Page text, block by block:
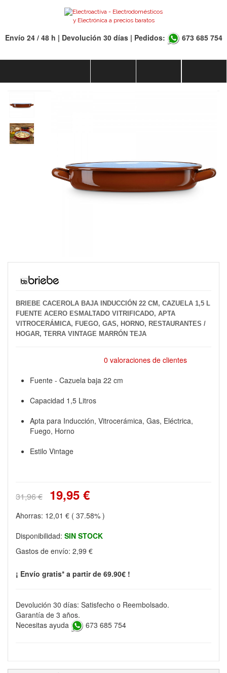
Envío 24 / 48 h | Devolución 30 días | Pedidos: 673 685 754
BRIEBE CACEROLA BAJA INDUCCIÓN 22 CM, CAZUELA 1,5 L
FUENTE ACERO ESMALTADO VITRIFICADO, APTA
VITROCERÁMICA, FUEGO, GAS, HORNO, RESTAURANTES /
HOGAR, TERRA VINTAGE MARRÓN TEJA
0 valoraciones de clientes
Fuente - Cazuela baja 22 cm
Capacidad 1,5 Litros
Apta para Inducción, Vitrocerámica, Gas, Eléctrica,
Fuego, Horno
Estilo Vintage
31,96 € 19,95 €
Ahorras: 12,01 € ( 37.58% )
Disponibilidad: SIN STOCK
Gastos de envío: 2,99 €
¡ Envío gratis* a partir de 69.90€ !
Devolución 30 días: Satisfecho o Reembolsado.
Garantía de 3 años.
Necesitas ayuda
673 685 754